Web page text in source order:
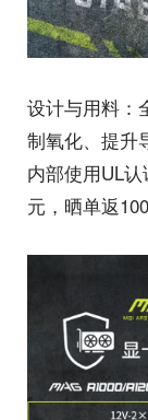
设计与用料：
制氧化、提升
内部使用UL
元，晒单返100